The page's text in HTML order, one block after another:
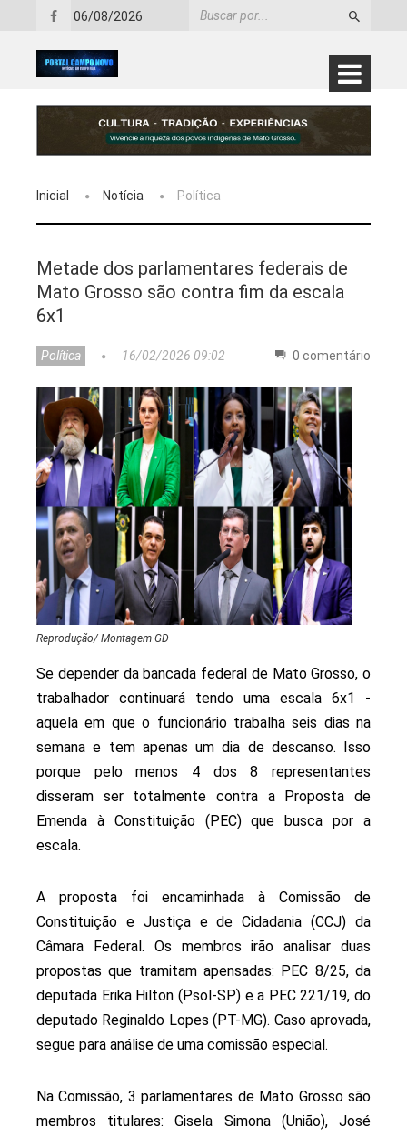
06/08/2026
Inicial Notícia Política
Metade dos parlamentares federais de
Mato Grosso são contra fim da escala
6x1
Política 16/02/2026 09:02 0 comentário
Reprodução/ Montagem GD
Se depender da bancada federal de Mato Grosso, o
trabalhador continuará tendo uma escala 6x1 -
aquela em que o funcionário trabalha seis dias na
semana e tem apenas um dia de descanso. Isso
porque pelo menos 4 dos 8 representantes
disseram ser totalmente contra a Proposta de
Emenda à Constituição (PEC) que busca por a
escala.
A proposta foi encaminhada à Comissão de
Constituição e Justiça e de Cidadania (CCJ) da
Câmara Federal. Os membros irão analisar duas
propostas que tramitam apensadas: PEC 8/25, da
deputada Erika Hilton (Psol-SP) e a PEC 221/19, do
deputado Reginaldo Lopes (PT-MG). Caso aprovada,
segue para análise de uma comissão especial.
Na Comissão, 3 parlamentares de Mato Grosso são
membros titulares: Gisela Simona (União), José